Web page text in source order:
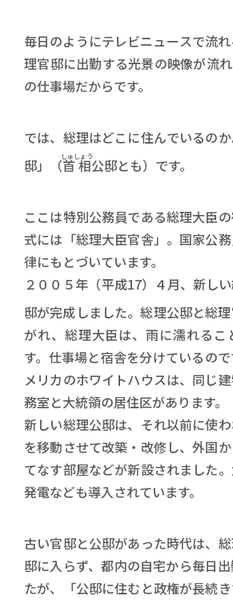
毎日のようにテレビニュースで流
理官邸に出勤する光景の映像が流
の仕事場だからです。
では、総理はどこに住んでいるの
邸」（首相
しゅしょう公邸とも）です。
ここは特別公務員である総理大臣
式には「総理大臣官舎」。国家公
律にもとづいています。
２００５年（平成17）４月、新し
邸が完成しました。総理公邸と総
がれ、総理大臣は、雨に濡れるこ
す。仕事場と宿舎を分けているの
メリカのホワイトハウスは、同じ
務室と大統領の居住区があります。
新しい総理公邸は、それ以前に使
を移動させて改築・改修し、外国
てなす部屋などが新設されました
発電なども導入されています。
古い官邸と公邸があった時代は、
邸に入らず、都内の自宅から毎日
たが、「公邸に住むと政権が長続